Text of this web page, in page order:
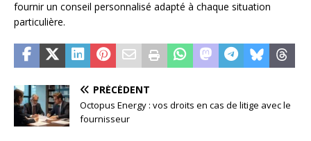
fournir un conseil personnalisé adapté à chaque situation
particulière.
PRÉCÉDENT
Octopus Energy : vos droits en cas de litige avec le
fournisseur